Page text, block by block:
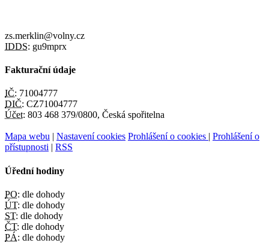
zs.merklin@volny.cz
IDDS: gu9mprx
Fakturační údaje
IČ: 71004777
DIČ: CZ71004777
Účet: 803 468 379/0800, Česká spořitelna
Mapa webu | Nastavení cookies Prohlášení o cookies | Prohlášení o
přístupnosti | RSS
Úřední hodiny
PO: dle dohody
ÚT: dle dohody
ST: dle dohody
ČT: dle dohody
PÁ: dle dohody